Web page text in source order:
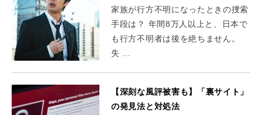
家族が行方不明になったときの捜索
手段は？ 年間8万人以上と、日本で
も行方不明者は後を絶ちません。
失 …
【深刻な風評被害も】「裏サイト」
の発見法と対処法